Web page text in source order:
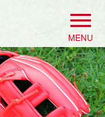
MENU